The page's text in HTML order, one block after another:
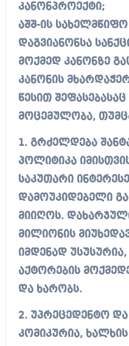
კანონპროექტი;
აშშ-ის სახელმწიფო
დაგვიანონსა
მოქმედ კანონზე
კანონის
წესით
მოცემულობა,
1. გრძელდება
პოლიტიკა
საკუთარი
დამოუკიდებელი
მიიღოს.
მილიონის
იმდენად
აქტორების
და ხარობს.
2. უპრეცედენტო
კომიკურია,